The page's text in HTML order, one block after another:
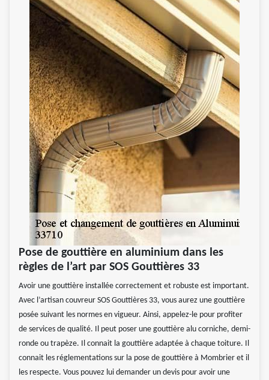
Pose de gouttière en aluminium dans les
règles de l’art par SOS Gouttières 33
Avoir une gouttière installée correctement et robuste est important.
Avec l’artisan couvreur SOS Gouttières 33, vous aurez une gouttière
posée suivant les normes en vigueur. Ainsi, appelez-le pour profiter
de services de qualité. Il peut poser une gouttière alu corniche, demi-
ronde ou trapèze. Il connait la gouttière adaptée à chaque toiture. Il
connait les réglementations sur la pose de gouttière à Mombrier et il
les respecte. Vous pouvez lui demander un devis pour avoir une